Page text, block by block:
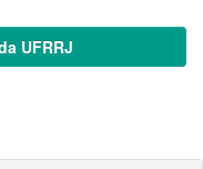
UFRRJ